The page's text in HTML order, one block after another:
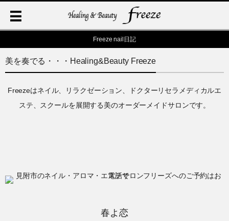
Freeze nail日記
美を奏でる・・・Healing&Beauty Freeze
Freezeはネイル、リラクゼーション、ドクターリセラメディカルエ
ステ、スクールを展開する美のオーダーメイドサロンです。
春よ恋